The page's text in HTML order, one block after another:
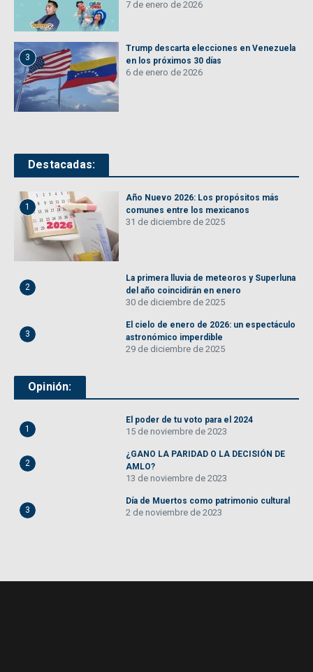
7 de enero de 2026
3
Trump descarta elecciones en Venezuela
en los próximos 30 días
6 de enero de 2026
Destacadas:
1
Año Nuevo 2026: Los propósitos más
comunes entre los mexicanos
31 de diciembre de 2025
2
La primera lluvia de meteoros y Superluna
del año coincidirán en enero
30 de diciembre de 2025
3
El cielo de enero de 2026: un espectáculo
astronómico imperdible
29 de diciembre de 2025
Opinión:
1
El poder de tu voto para el 2024
15 de noviembre de 2023
2
¿GANO LA PARIDAD O LA DECISIÓN DE
AMLO?
13 de noviembre de 2023
3
Día de Muertos como patrimonio cultural
2 de noviembre de 2023